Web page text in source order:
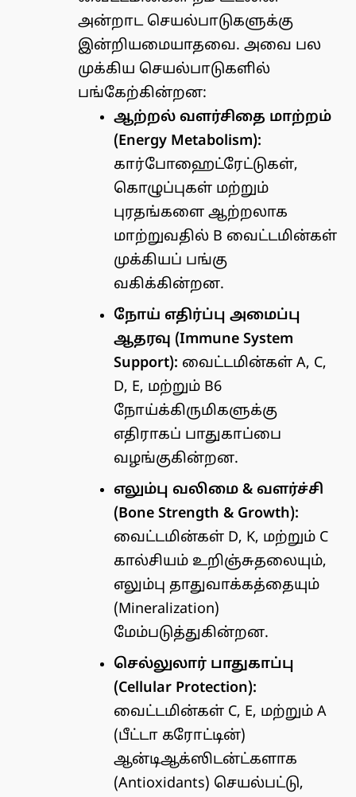
அன்றாட செயல்பாடுகளுக்கு
இன்றியமையாதவை. அவை பல
முக்கிய செயல்பாடுகளில்
பங்கேற்கின்றன:
ஆற்றல் வளர்சிதை மாற்றம்
(Energy Metabolism):
கார்போஹைட்ரேட்டுகள்,
கொழுப்புகள் மற்றும்
புரதங்களை ஆற்றலாக
மாற்றுவதில் B வைட்டமின்கள்
முக்கியப் பங்கு
வகிக்கின்றன.
நோய் எதிர்ப்பு அமைப்பு
ஆதரவு (Immune System
Support): வைட்டமின்கள் A, C,
D, E, மற்றும் B6
நோய்க்கிருமிகளுக்கு
எதிராகப் பாதுகாப்பை
வழங்குகின்றன.
எலும்பு வலிமை & வளர்ச்சி
(Bone Strength & Growth):
வைட்டமின்கள் D, K, மற்றும் C
கால்சியம் உறிஞ்சுதலையும்,
எலும்பு தாதுவாக்கத்தையும்
(Mineralization)
மேம்படுத்துகின்றன.
செல்லுலார் பாதுகாப்பு
(Cellular Protection):
வைட்டமின்கள் C, E, மற்றும் A
(பீட்டா கரோட்டின்)
ஆன்டிஆக்ஸிடன்ட்களாக
(Antioxidants) செயல்பட்டு,